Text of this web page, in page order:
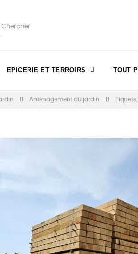
EPICERIE ET TERROIRS TOUT
Aménagement du jardin